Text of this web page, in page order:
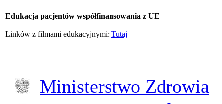
Edukacja pacjentów współfinansowania z UE
Linków z filmami edukacyjnymi: Tutaj
Ministerstwo Zdrowia